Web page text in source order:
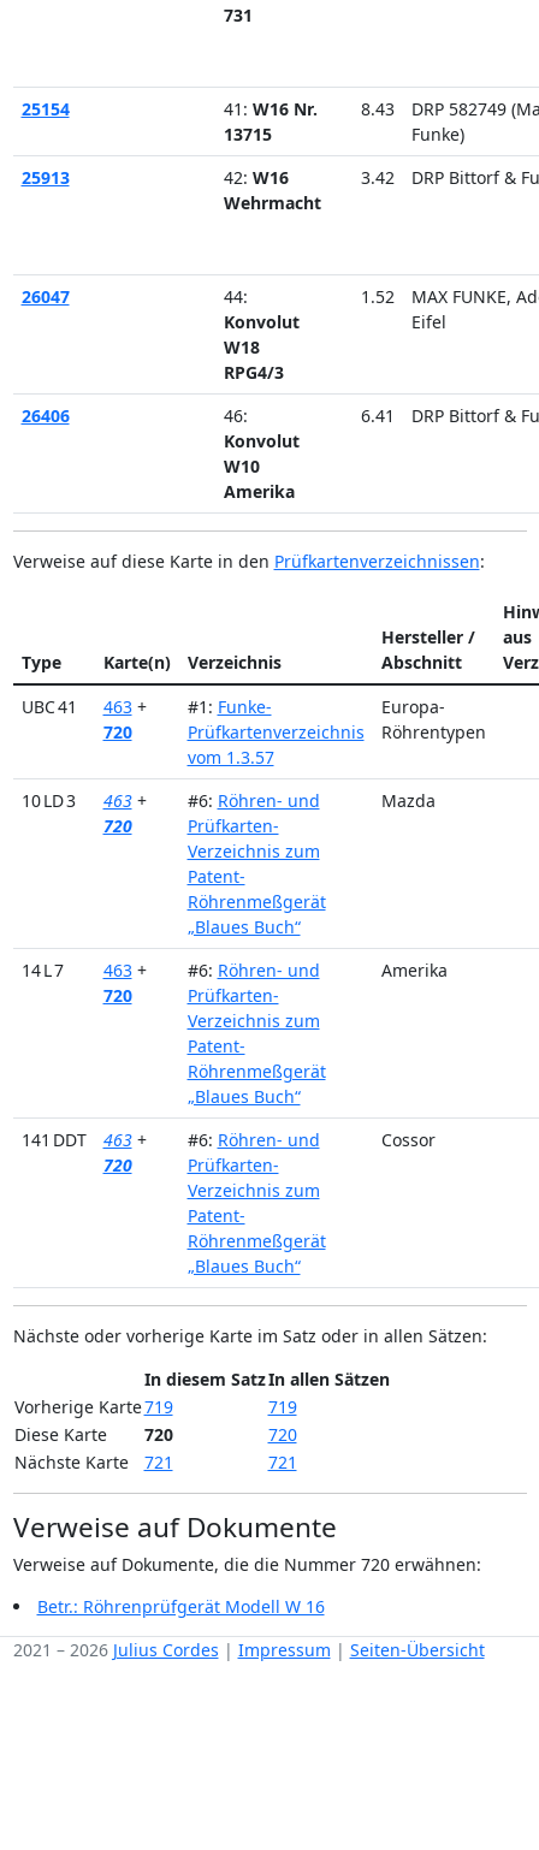
731
25154 41: W16 Nr.
13715
8.43
DRP 582749
Funke)
25913
42: W16
Wehrmacht
3.42 DRP Bittorf &
26047
44:
Konvolut
W18
RPG4/3
1.52
MAX FUNKE,
Eifel
26406
46:
Konvolut
W10
Amerika
6.41 DRP Bittorf &
Verweise auf diese Karte in den Prüfkartenverzeichnissen:
Type Karte(n) Verzeichnis
Hersteller /
Abschnitt
aus
UBC 41
463 +
720
#1: Funke-
Prüfkartenverzeichnis
vom 1.3.57
Europa-
Röhrentypen
10 LD 3 463 +
720
#6: Röhren- und
Prüfkarten-
Verzeichnis zum
Patent-
Röhrenmeßgerät
„Blaues Buch“
Mazda
14 L 7 463 +
720
#6: Röhren- und
Prüfkarten-
Verzeichnis zum
Patent-
Röhrenmeßgerät
„Blaues Buch“
Amerika
141 DDT 463 +
720
#6: Röhren- und
Prüfkarten-
Verzeichnis zum
Patent-
Röhrenmeßgerät
„Blaues Buch“
Cossor
Nächste oder vorherige Karte im Satz oder in allen Sätzen:
In diesem SatzIn allen Sätzen
Vorherige Karte719
719
Diese Karte
720
720
Nächste Karte
721 721
Verweise auf Dokumente
Verweise auf Dokumente, die die Nummer 720 erwähnen:
Betr.: Röhrenprüfgerät Modell W 16
2021 – 2026 Julius Cordes | Impressum | Seiten-Übersicht